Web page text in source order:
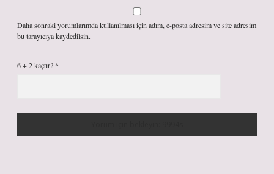
Daha sonraki yorumlarımda kullanılması için adım, e-posta adresim ve site adresim
bu tarayıcıya kaydedilsin.
6 + 2 kaçtır? *